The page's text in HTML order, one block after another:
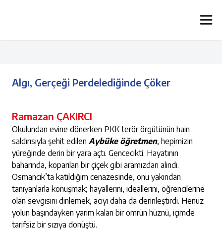
Algı, Gerçeği Perdelediğinde Çöker
Ramazan ÇAKIRCI
Okulundan evine dönerken PKK terör örgütünün hain
saldırısıyla şehit edilen Aybüke öğretmen, hepimizin
yüreğinde derin bir yara açtı. Gencecikti. Hayatının
baharında, koparılan bir çiçek gibi aramızdan alındı.
Osmancık’ta katıldığım cenazesinde, onu yakından
tanıyanlarla konuşmak; hayallerini, ideallerini, öğrencilerine
olan sevgisini dinlemek, acıyı daha da derinleştirdi. Henüz
yolun başındayken yarım kalan bir ömrün hüznü, içimde
tarifsiz bir sızıya dönüştü.